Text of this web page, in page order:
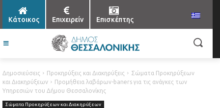
Κάτοικος Επιχειρείν Επισκέπτης
Δημοσιεύσεις Προκηρύξεις και Διακηρύξεις
Σώματα Προκηρύξεων
και Διακηρύξεων
Προμήθεια λαβάρων-baners για τις ανάγκες των
Υπηρεσιών του Δήμου Θεσσαλονίκης
Σώματα Προκηρύξεων και Διακηρύξεων